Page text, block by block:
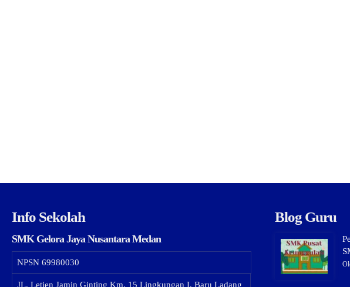
Info Sekolah
SMK Gelora Jaya Nusantara Medan
NPSN 69980030
JL. Letjen Jamin Ginting Km. 15 Lingkungan I, Baru Ladang
Blog Guru